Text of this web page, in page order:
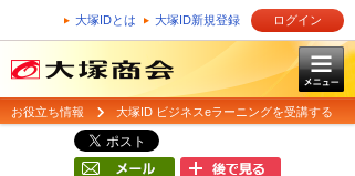
大塚IDとは 大塚ID新規登録 ログイン
お役立ち情報 大塚ID ビジネスeラーニングを受講する